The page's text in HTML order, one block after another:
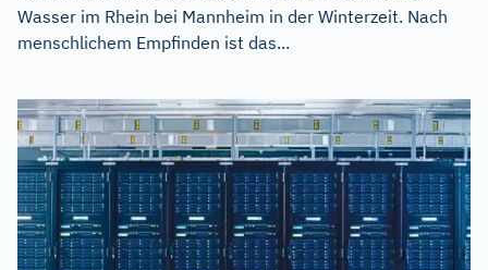
Wasser im Rhein bei Mannheim in der Winterzeit. Nach
menschlichem Empfinden ist das...